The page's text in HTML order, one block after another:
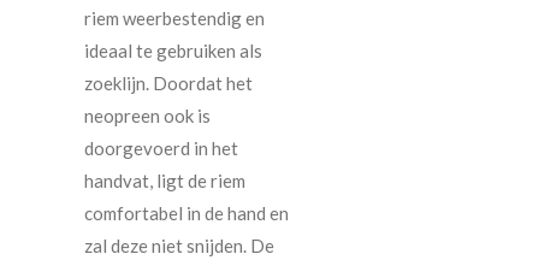
riem weerbestendig en
ideaal te gebruiken als
zoeklijn. Doordat het
neopreen ook is
doorgevoerd in het
handvat, ligt de riem
comfortabel in de hand en
zal deze niet snijden. De